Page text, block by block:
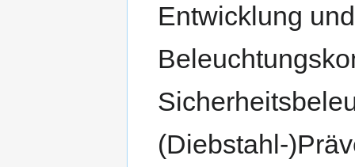
Entwicklung
(Diebstahl-